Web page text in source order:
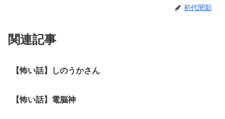
初代闇影
関連記事
【怖い話】しのうかさん
【怖い話】電脳神